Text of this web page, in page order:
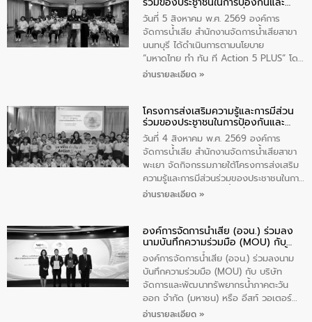
สุขชื่น นายกเทศมนตรีตำบลวัดสิงห์ คณะผู้
บริหารเทศบาลตำบลวัดสิงห์ ผู้นำชุมชน และ
ประชาชนในพื้นที่เทศบาลตำบลวัดสิงก์ที่มี
ส่วนได้ส่วนเสียในโครงก่อสร้างศูนย์บริหาร
จัดการคุณภาพน้ำเทศบาลตำบลวัดสิงห์
จังหวัดชัยนาท ให้การต้อนรับ
แก้ไขปัญหาน้ำเสียอย่างยั่งยืน
วันที่ 5 สิงหาคม พ.ศ. 2569 องค์การ
จัดการน้ำเสีย สำนักงานจัดการน้ำเสียสาขา
นนทบุรี ได้ดำเนินการตามนโยบาย
“มหาดไทย ทำ ทัน ที Action 5 PLUS” โดย
จัดโครงการส่งเสริมความรู้และการมีส่วน
“ชุมชนร่วมใจ น้ำใสยั่งยืน” ได้บรรยายให้
ความรู้เกี่ยวกับการจัดการน้ำเสียและการใช้
ถังดักไขมันให้แก่นักเรียนโรงเรียนวัดบ่อ
(นันทวิทยา) เทศบาลนครปากเกร็ด อำเภอ
ปากเกร็ด จังหวัดนนทบุรี จำนวน 30 คน
อ่านรายละเอียด »
โครงการส่งเสริมความรู้และการมีส่วน
ร่วมของประชาชนในการป้องกันและ
แก้ไขปัญหาน้ำเสียอย่างยั่งยืน
วันที่ 4 สิงหาคม พ.ศ. 2569 องค์การ
จัดการน้ำเสีย สำนักงานจัดการน้ำเสียสาขา
พะเยา จัดกิจกรรมภายใต้โครงการส่งเสริม
ความรู้และการมีส่วนร่วมของประชาชนในการ
ป้องกันและแก้ไขปัญหาน้ำเสียอย่างยั่งยืน
ชุมชนและการบำบัดน้ำเสียเบื้องต้น ให้กับ
นักเรียนชั้นประถมศึกษาปีที่ 5 โรงเรียน
เทศบาล 1 (พะเยาประชานุกูล) จำนวน 30
คน
อ่านรายละเอียด »
องค์การจัดการน้ำเสีย (อจน.) ร่วมลง
นามบันทึกความร่วมมือ (MOU) กับ
บริษัท จัดการและพัฒนาทรัพยากรน้ำ
ภาคตะวันออก จำกัด (มหาชน) หรือ อีส
ท์ วอเตอร์
องค์การจัดการน้ำเสีย (อจน.) ร่วมลงนาม
บันทึกความร่วมมือ (MOU) กับ บริษัท
จัดการและพัฒนาทรัพยากรน้ำภาคตะวัน
ออก จำกัด (มหาชน) หรือ อีสท์ วอเตอร์
เมื่อวันอังคารที่ 4 สิงหาคม 2569 ณ ห้อง
อ่านรายละเอียด »